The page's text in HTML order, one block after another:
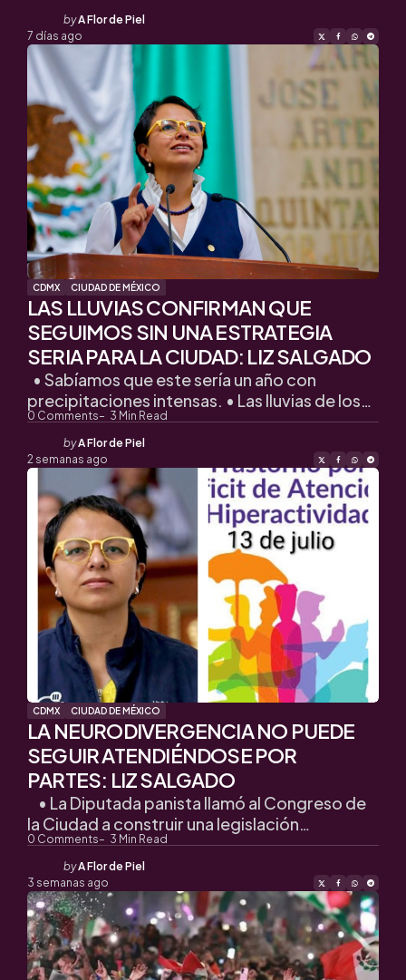
Posted
by
byA Flor de Piel
7 días ago
CDMX CIUDAD DE MÉXICO
LAS LLUVIAS CONFIRMAN QUE
SEGUIMOS SIN UNA ESTRATEGIA
SERIA PARA LA CIUDAD: LIZ SALGADO
0 Comments 3 Min Read
• Sabíamos que este sería un año con
precipitaciones intensas. • Las lluvias de los…
Posted
by
byA Flor de Piel
2 semanas ago
CDMX CIUDAD DE MÉXICO
LA NEURODIVERGENCIA NO PUEDE
SEGUIR ATENDIÉNDOSE POR
PARTES: LIZ SALGADO
0 Comments 3 Min Read
• La Diputada panista llamó al Congreso de
la Ciudad a construir una legislación…
Posted
by
byA Flor de Piel
3 semanas ago